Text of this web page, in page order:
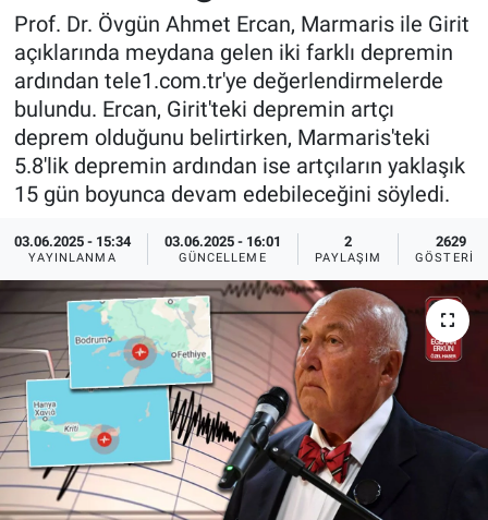
Prof. Dr. Övgün Ahmet Ercan, Marmaris ile Girit
açıklarında meydana gelen iki farklı depremin
ardından tele1.com.tr'ye değerlendirmelerde
bulundu. Ercan, Girit'teki depremin artçı
deprem olduğunu belirtirken, Marmaris'teki
5.8'lik depremin ardından ise artçıların yaklaşık
15 gün boyunca devam edebileceğini söyledi.
03.06.2025 - 15:34
YAYINLANMA
03.06.2025 - 16:01
GÜNCELLEME
2
PAYLAŞIM
2629
GÖSTERIM
Dünya
Ege Saati
Ege'den Esintiler
Eğitim
Eğlence
Ekonomi
Forum
Gerçeğin İzinde
Gün Başlıyor
Yayın Akışı
İletişim
Son Dakika Haberleri
Haber Arşivi